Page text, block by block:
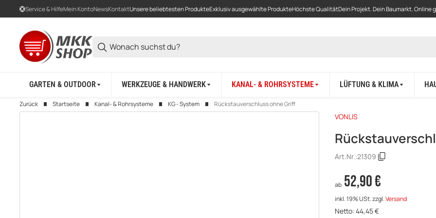
Service & HilfeMein KontoNewsKontaktUnsere beliebtesten ProdukteExklusiv ausgewählte ProdukteHöchste QualitätDein Projekt. Dein Baumarkt. Online
GARTEN & OUTDOOR WERKZEUGE & HANDWERK KANAL- & ROHRSYSTEME LÜFTUNG & KLIMA
Zurück Startseite Kanal- & Rohrsysteme KG - System Rückstauverschluss ohne Griff
VONLIS
Art.Nr.:21309
ab 52,90 €
inkl. 19% USt.zzgl.Versand
Netto: 44,45€